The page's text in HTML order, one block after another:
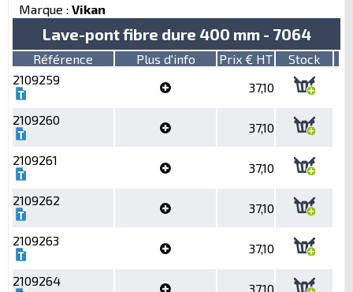
Marque : Vikan
Lave-pont fibre dure 400 mm - 7064
Référence Plus d'info Prix € HT
Stock
2109259
37,10
2109260
37,10
2109261
37,10
2109262
37,10
2109263
37,10
2109264
37,10